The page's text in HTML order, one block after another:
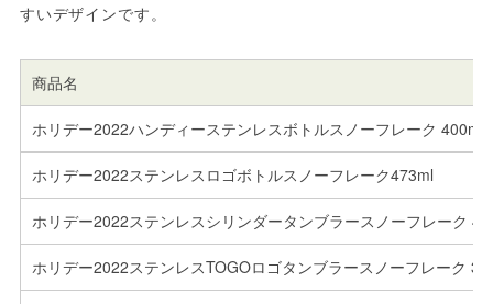
すいデザインです。
商品名
ホリデー2022ハンディーステンレスボトルスノーフレーク 400ml
ホリデー2022ステンレスロゴボトルスノーフレーク473ml
ホリデー2022ステンレスシリンダータンブラースノーフレーク
ホリデー2022ステンレスTOGOロゴタンブラースノーフレーク